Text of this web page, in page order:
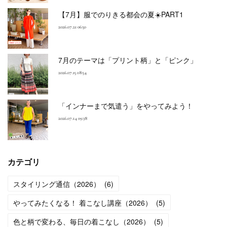
【7月】服でのりきる都会の夏☀️PART1
2026.07.21 06:50
7月のテーマは「プリント柄」と「ピンク」
2026.07.15 08:54
「インナーまで気遣う」をやってみよう！
2026.07.14 09:38
カテゴリ
スタイリング通信（2026） (6)
やってみたくなる！ 着こなし講座（2026）
(5)
色と柄で変わる、毎日の着こなし（2026）
(5)